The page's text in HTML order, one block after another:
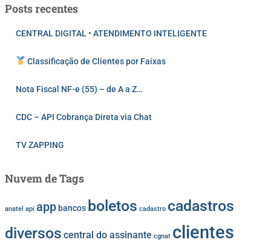
Posts recentes
CENTRAL DIGITAL • ATENDIMENTO INTELIGENTE
Classificação de Clientes por Faixas
Nota Fiscal NF-e (55) – de A a Z…
CDC – API Cobrança Direta via Chat
TV ZAPPING
Nuvem de Tags
anatel api app bancos boletos cadastro cadastros
diversos central do assinante cgnat clientes